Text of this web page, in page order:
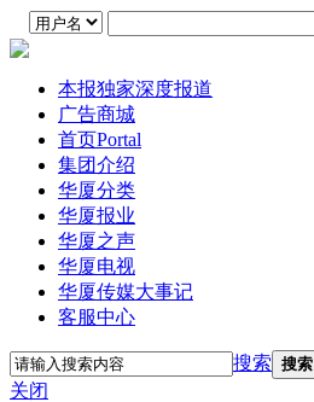
本报独家深度报道
广告商城
首页Portal
集团介绍
华厦分类
华厦报业
华厦之声
华厦电视
华厦传媒大事记
客服中心
搜索 搜索
关闭